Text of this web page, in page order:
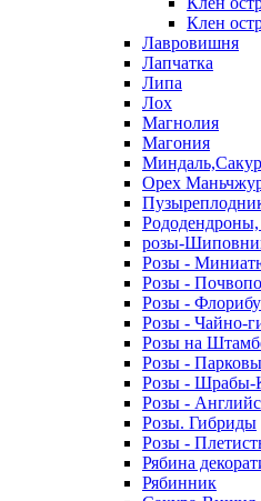
Клен
Лавровишня
Лапчатка
Липа
Лох
Магнолия
Магония
Орех
розы-
Розы -
Розы -
Розы -
Розы - Чайно-
Розы на
Розы -
Розы - Шрабы-
Розы -
Розы. Гибриды
Розы -
Рябина
Рябинник